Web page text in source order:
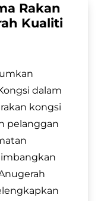
Rakan
Kualiti
dalam
kongsi
pelanggan